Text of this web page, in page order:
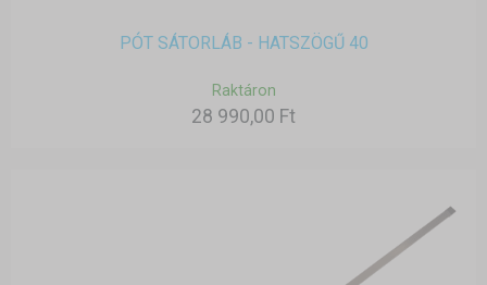
PÓT SÁTORLÁB - HATSZÖGŰ 40
Raktáron
28 990,00 Ft